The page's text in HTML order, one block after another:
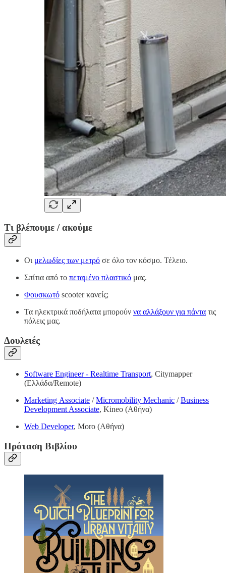
Τι βλέπουμε / ακούμε
Οι μελωδίες των μετρό σε όλο τον κόσμο. Τέλειο.
Σπίτια από το πεταμένο πλαστικό μας.
Φουσκωτό scooter κανείς;
Τα ηλεκτρικά ποδήλατα μπορούν να αλλάξουν για πάντα τις
πόλεις μας.
Δουλειές
Software Engineer - Realtime Transport, Citymapper
(Ελλάδα/Remote)
Marketing Associate /Micromobility Mechanic /Business
Development Associate, Kineo (Αθήνα)
Web Developer, Moro (Αθήνα)
Πρόταση Βιβλίου